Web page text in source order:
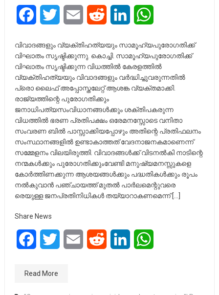
FacebookTwitter Email Reddit LinkedIn
വിവാദങ്ങളും വ്യക്തിഹത്യയും സാമൂഹ്യപുരോഗതിക്ക്
വിഘാതം സൃഷ്ടിക്കുന്നു. കൊച്ചി. സാമൂഹ്യപുരോഗതിക്ക്‌
വിഘാതം സൃഷ്ടിക്കുന്ന വിധത്തിൽ കേരളത്തിൽ
വ്യക്തിഹത്യയും വിവാദങ്ങളും വർദ്ധിച്ചുവരുന്നതിൽ
പ്രൊ ലൈഫ് അപ്പോസ്തലേറ്റ് ആശങ്ക വ്യക്തമാക്കി.
രാജ്യത്തിന്റെ പുരോഗതിക്കും
ജനാധിപത്യസംവിധാനങ്ങൾക്കും ശക്തിപകരുന്ന
വിധത്തിൽ ഭരണ പ്രതിപക്ഷം ഒരേമനസ്സോടെ വനിതാ
സംവരണ ബിൽ പാസ്സാക്കിയപ്പോഴും അതിന്റെ പ്രതിഫലനം
സംസ്ഥാനങ്ങളിൽ ഉണ്ടാകാത്തത് വേദനാജനകമാണെന്ന്
സമ്മേളനം വിലയിരുത്തി. വിവാദങ്ങൾക്ക് വിടനൽകി നാടിന്റെ
നന്മകൾക്കും പുരോഗതിക്കുംവേണ്ടി മനുഷ്യമനസ്സുകളെ
കോർത്തിണക്കുന്ന ആശയങ്ങൾക്കും പദ്ധതികൾക്കും രൂപം
നൽകുവാൻ പഞ്ചായത്ത് മുതൽ പാർലമെന്റുവരെ
രെയുള്ള ജനപ്രതിനിധികൾ തയ്യാറാകണമെന്ന് […]
Share News
FacebookTwitter Email Reddit LinkedIn
Read More